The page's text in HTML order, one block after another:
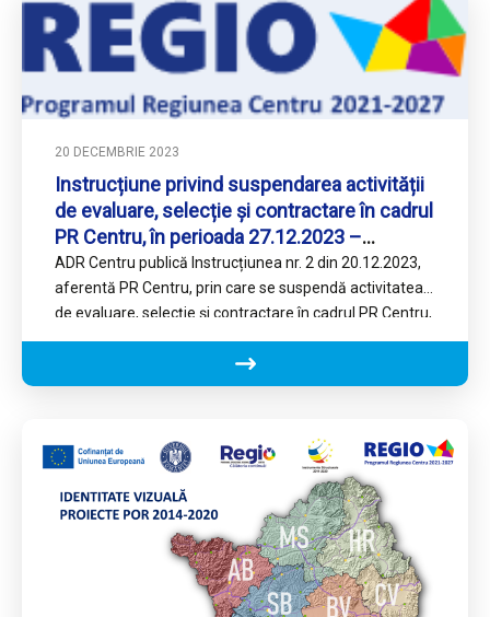
20 DECEMBRIE 2023
Instrucțiune privind suspendarea activității
de evaluare, selecție și contractare în cadrul
PR Centru, în perioada 27.12.2023 –
29.12.2023.
ADR Centru publică Instrucțiunea nr. 2 din 20.12.2023,
aferentă PR Centru, prin care se suspendă activitatea
de evaluare, selecție și contractare în cadrul PR Centru,
…